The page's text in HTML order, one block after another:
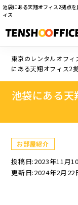
池袋にある天翔オフィス2拠点
ィス
東京のレンタルオフィ
にある天翔オフィス2
池袋にある
お部屋紹介
投稿日:2023年11月
更新日:2024年2月22